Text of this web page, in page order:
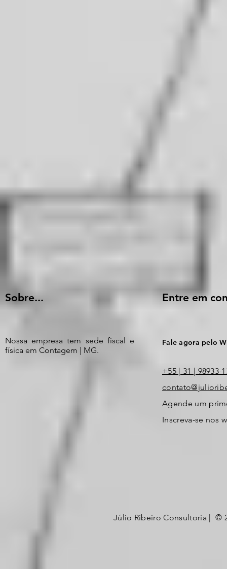
Sobre...
Nossa empresa tem sede fiscal e
física em Contagem | MG.
Entre em
Fale agora pelo
+55 | 31 | 98933-
Agende um
Inscreva-se nos
Júlio Ribeiro Consultoria | ©